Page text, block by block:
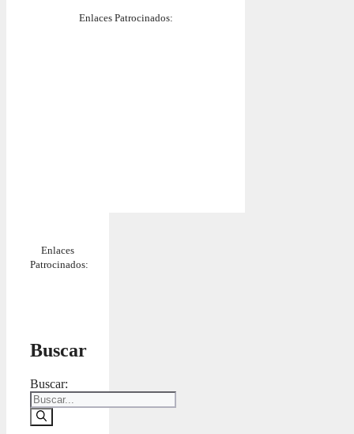
Enlaces Patrocinados:
Enlaces
Patrocinados:
Buscar
Buscar: